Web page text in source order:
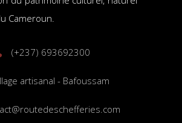
du patrimoine culturel, naturel
Cameroun.
(+237) 693692300
artisanal - Bafoussam